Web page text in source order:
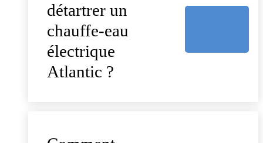
détartrer un
chauffe-eau
électrique
Atlantic ?